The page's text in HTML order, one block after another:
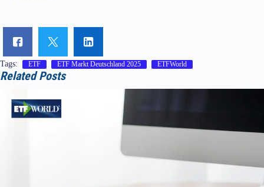
Tags: ETF ETF Markt Deutschland 2025 ETFWorld
Related Posts